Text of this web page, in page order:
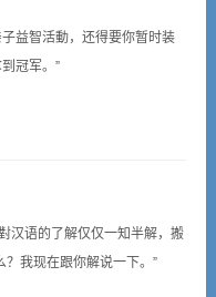
益智活動，还得要你暂时装
冠军。”
汉语的了解仅仅一知半解，搬
？我现在跟你解说一下。”